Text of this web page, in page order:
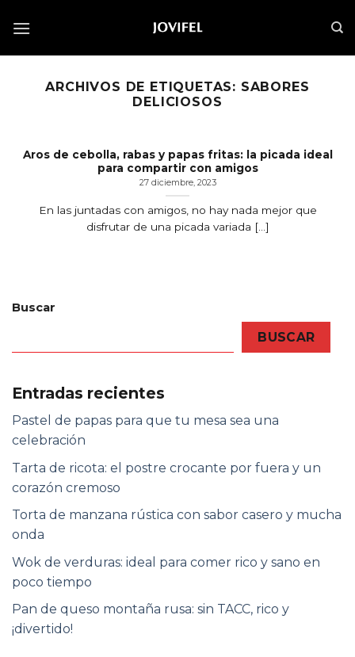
ARCHIVOS DE ETIQUETAS: SABORES
DELICIOSOS
Aros de cebolla, rabas y papas fritas: la picada ideal
para compartir con amigos
27 diciembre, 2023
En las juntadas con amigos, no hay nada mejor que
disfrutar de una picada variada [...]
Buscar
BUSCAR
Entradas recientes
Pastel de papas para que tu mesa sea una
celebración
Tarta de ricota: el postre crocante por fuera y un
corazón cremoso
Torta de manzana rústica con sabor casero y mucha
onda
Wok de verduras: ideal para comer rico y sano en
poco tiempo
Pan de queso montaña rusa: sin TACC, rico y
¡divertido!